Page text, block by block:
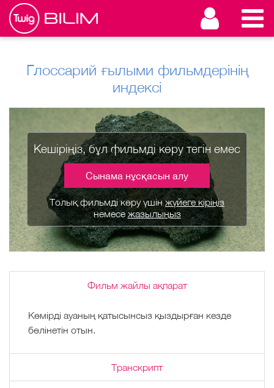
Глоссарий ғылыми фильмдерінің
индексі
Кешіріңіз, бұл фильмді көру тегін емес
Сынама нұсқасын алу
Толық фильмді көру үшінжүйеге кіріңіз
немесежазылыңыз
Фильм жайлы ақпарат
Көмірді ауаның қатысынсыз қыздырған кезде
бөлінетін отын.
Транскрипт